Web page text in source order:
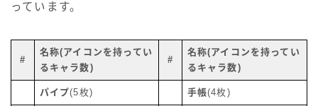
っています。
#
名称(アイコンを持ってい
るキャラ数)
#
名称(アイコンを持ってい
るキャラ数)
パイプ(5枚) 手帳(4枚)